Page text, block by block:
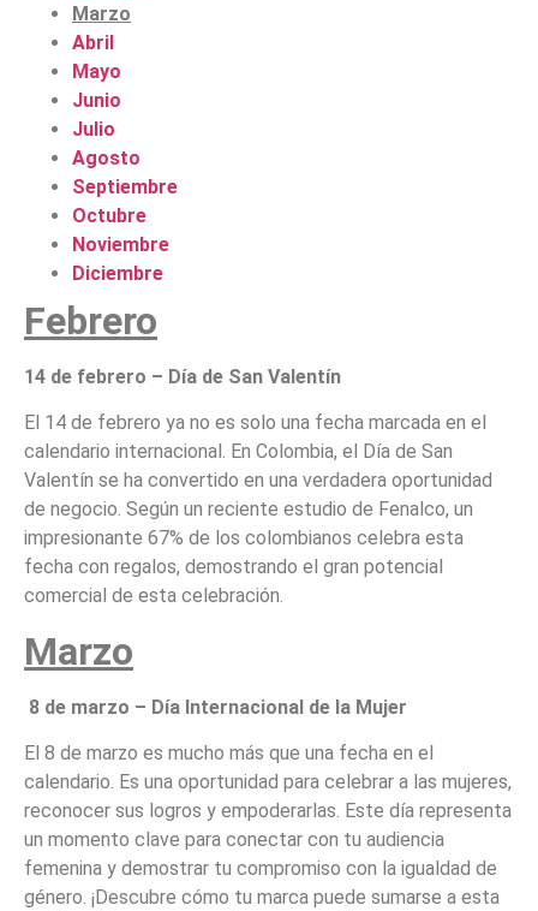
Marzo
Abril
Mayo
Junio
Julio
Agosto
Septiembre
Octubre
Noviembre
Diciembre
Febrero
14 de febrero – Día de San Valentín
El 14 de febrero ya no es solo una fecha marcada en el
calendario internacional. En Colombia, el Día de San
Valentín se ha convertido en una verdadera oportunidad
de negocio. Según un reciente estudio de Fenalco, un
impresionante 67% de los colombianos celebra esta
fecha con regalos, demostrando el gran potencial
comercial de esta celebración.
Marzo
8 de marzo – Día Internacional de la Mujer
El 8 de marzo es mucho más que una fecha en el
calendario. Es una oportunidad para celebrar a las mujeres,
reconocer sus logros y empoderarlas. Este día representa
un momento clave para conectar con tu audiencia
femenina y demostrar tu compromiso con la igualdad de
género. ¡Descubre cómo tu marca puede sumarse a esta